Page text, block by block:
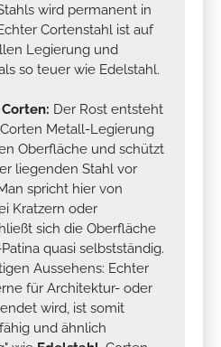
wird permanent in
Cortenstahl ist auf
Legierung und
so teuer wie Edelstahl.
Der Rost entsteht
Metall-Legierung
Oberfläche und schützt
liegenden Stahl vor
spricht hier von
Kratzern oder
sich die Oberfläche
quasi selbstständig.
Aussehens: Echter
für Architektur- oder
wird, ist somit
und ähnlich